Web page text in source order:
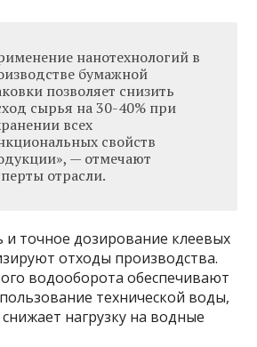
нанотехнологий в
бумажной
позволяет снизить
сырья на 30-40% при
всех
свойств
— отмечают
отрасли.
точное дозирование клеевых
отходы производства.
водооборота обеспечивают
технической воды,
нагрузку на водные